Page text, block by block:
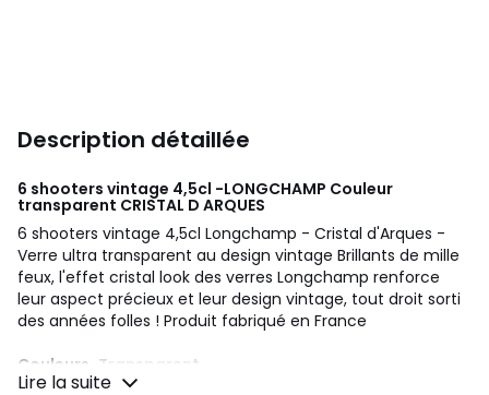
Description détaillée
6 shooters vintage 4,5cl -LONGCHAMP Couleur
transparent CRISTAL D ARQUES
6 shooters vintage 4,5cl Longchamp - Cristal d'Arques -
Verre ultra transparent au design vintage Brillants de mille
feux, l'effet cristal look des verres Longchamp renforce
leur aspect précieux et leur design vintage, tout droit sorti
des années folles ! Produit fabriqué en France
Couleurs Transparent
Tailles Taille Unique
Lire la suite